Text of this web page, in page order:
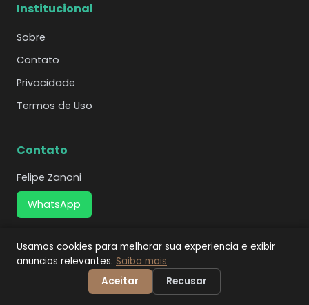
Institucional
Sobre
Contato
Privacidade
Termos de Uso
Contato
Felipe Zanoni
WhatsApp
© 2026 Agência Café Online. Todos os direitos
reservados.
Usamos cookies para melhorar sua experiencia e exibir
anuncios relevantes. Saiba mais
Aceitar
Recusar